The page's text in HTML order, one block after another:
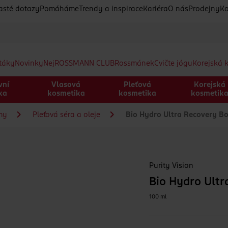
dotazy Pomáháme Trendy a inspirace Kariéra O nás Prodejny
Novinky Nej ROSSMANN CLUBRossmánekCvičte jógu Korejská
Vlasová
kosmetika
Pleťová
kosmetika
Korejská
kosmetika
Pleťová séra a oleje Bio Hydro Ultra Recovery
Purity Vision
Bio Hydro
100 ml